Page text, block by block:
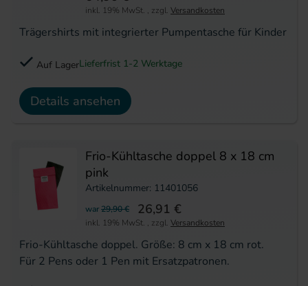
Trägershirts mit integrierter Pumpentasche für Kinder
inkl. 19% MwSt. , zzgl. Versandkosten
Auf LagerLieferfrist 1-2 Werktage
Details ansehen
Frio-Kühltasche doppel 8 x 18 cm
pink
Artikelnummer: 11401056
Frio-Kühltasche doppel. Größe: 8 cm x 18 cm rot.
Für 2 Pens oder 1 Pen mit Ersatzpatronen.
war29,90 € 26,91 €
inkl. 19% MwSt. , zzgl. Versandkosten